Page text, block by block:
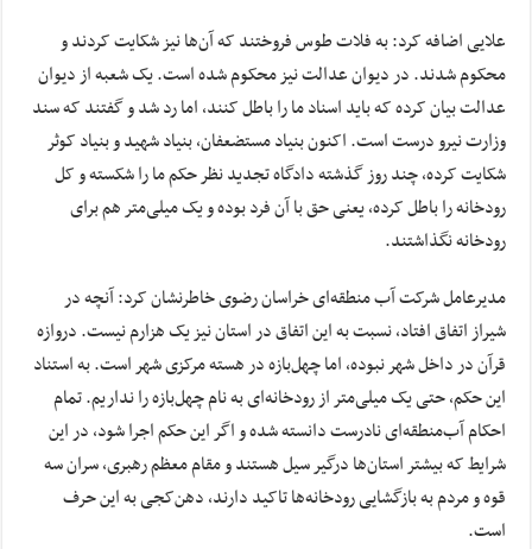
علایی اضافه کرد: به فلات طوس فروختند که آن‌ها نیز شکایت کردند و
محکوم شدند. در دیوان عدالت نیز محکوم شده است. یک شعبه از دیوان
عدالت بیان کرده که باید اسناد ما را باطل کنند، اما رد شد و گفتند که سند
وزارت نیرو درست است. اکنون بنیاد مستضعفان، بنیاد شهید و بنیاد کوثر
شکایت کرده، چند روز گذشته دادگاه تجدید نظر حکم ما را شکسته و کل
رودخانه را باطل کرده، یعنی حق با آن فرد بوده و یک میلی‌متر هم برای
رودخانه نگذاشتند.
مدیرعامل شرکت آب منطقه‌ای خراسان رضوی خاطرنشان کرد: آنچه در
شیراز اتفاق افتاد، نسبت به این اتفاق در استان نیز یک هزارم نیست. دروازه
قرآن در داخل شهر نبوده، اما چهل‌بازه در هسته مرکزی شهر است. به استناد
این حکم، حتی یک میلی‌متر از رودخانه‌ای به نام چهل‌بازه را نداریم. تمام
احکام آب‌منطقه‌ای نادرست دانسته شده و اگر این حکم اجرا شود، در این
شرایط که بیشتر استان‌ها درگیر سیل هستند و مقام معظم رهبری، سران سه
قوه و مردم به بازگشایی رودخانه‌ها تاکید دارند، دهن‌کجی به این حرف
است.